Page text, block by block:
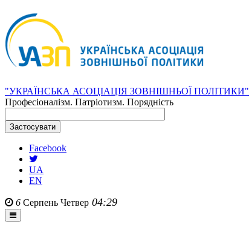
"УКРАЇНСЬКА АСОЦІАЦІЯ ЗОВНІШНЬОЇ ПОЛІТИКИ"
Професіоналізм. Патріотизм. Порядність
Facebook
UA
EN
6 Серпень Четвер 04:29